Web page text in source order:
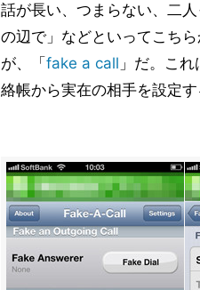
話が長い、つまらない、二
の辺で」などといってこち
が、「 fake a call 」だ。こ
絡帳から実在の相手を設定